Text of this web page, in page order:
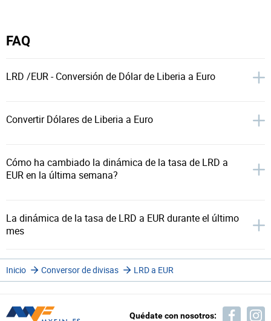
FAQ
LRD /EUR - Conversión de Dólar de Liberia a Euro
Convertir Dólares de Liberia a Euro
Cómo ha cambiado la dinámica de la tasa de LRD a
EUR en la última semana?
La dinámica de la tasa de LRD a EUR durante el último
mes
Inicio Conversor de divisas LRD a EUR
Quédate con nosotros: